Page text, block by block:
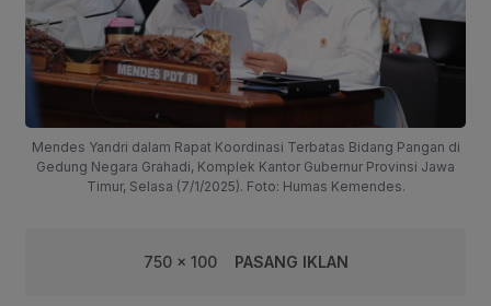
Mendes Yandri dalam Rapat Koordinasi Terbatas Bidang Pangan di
Gedung Negara Grahadi, Komplek Kantor Gubernur Provinsi Jawa
Timur, Selasa (7/1/2025). Foto: Humas Kemendes.
750 x 100 PASANG IKLAN